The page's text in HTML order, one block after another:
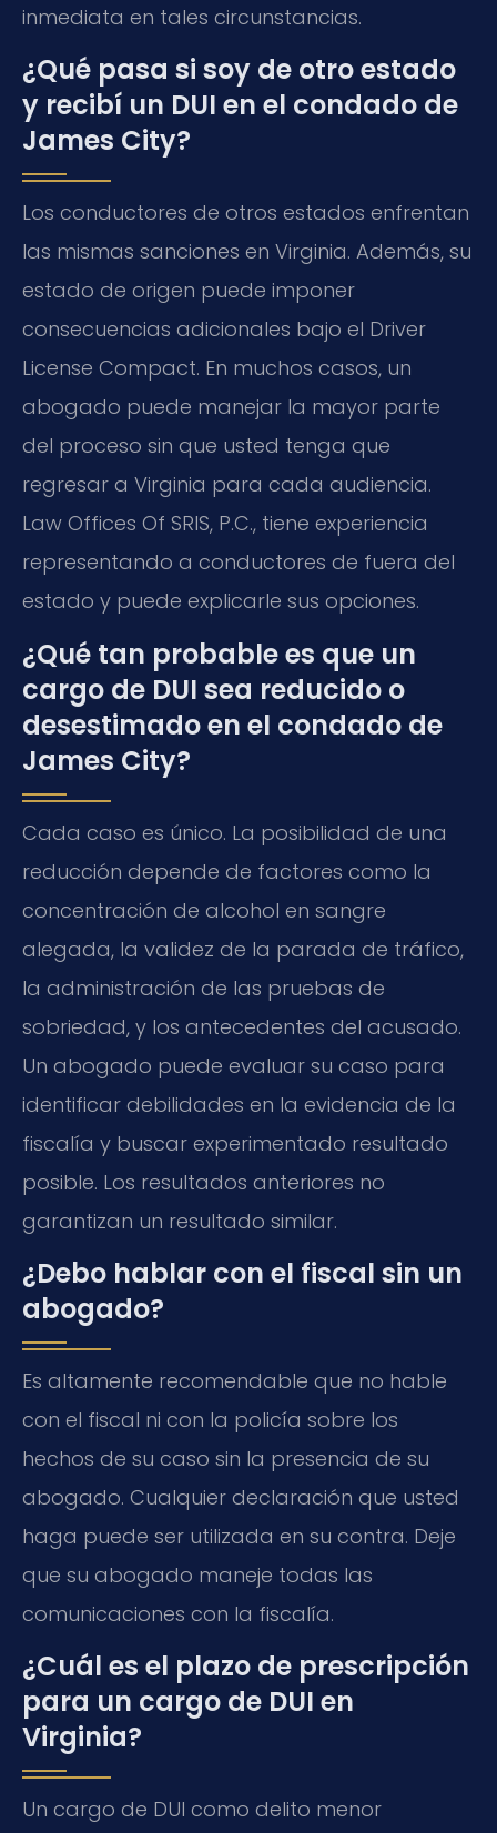
inmediata en tales circunstancias.
¿Qué pasa si soy de otro estado
y recibí un DUI en el condado de
James City?
Los conductores de otros estados enfrentan
las mismas sanciones en Virginia. Además, su
estado de origen puede imponer
consecuencias adicionales bajo el Driver
License Compact. En muchos casos, un
abogado puede manejar la mayor parte
del proceso sin que usted tenga que
regresar a Virginia para cada audiencia.
Law Offices Of SRIS, P.C., tiene experiencia
representando a conductores de fuera del
estado y puede explicarle sus opciones.
¿Qué tan probable es que un
cargo de DUI sea reducido o
desestimado en el condado de
James City?
Cada caso es único. La posibilidad de una
reducción depende de factores como la
concentración de alcohol en sangre
alegada, la validez de la parada de tráfico,
la administración de las pruebas de
sobriedad, y los antecedentes del acusado.
Un abogado puede evaluar su caso para
identificar debilidades en la evidencia de la
fiscalía y buscar experimentado resultado
posible. Los resultados anteriores no
garantizan un resultado similar.
¿Debo hablar con el fiscal sin un
abogado?
Es altamente recomendable que no hable
con el fiscal ni con la policía sobre los
hechos de su caso sin la presencia de su
abogado. Cualquier declaración que usted
haga puede ser utilizada en su contra. Deje
que su abogado maneje todas las
comunicaciones con la fiscalía.
¿Cuál es el plazo de prescripción
para un cargo de DUI en
Virginia?
Un cargo de DUI como delito menor